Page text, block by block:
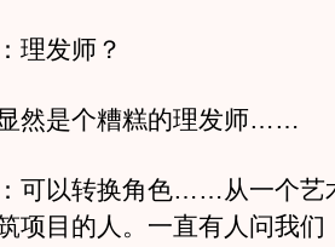
发师？
是个糟糕的理发师……
以转换角色……从一个艺
项目的人。一直有人问我们